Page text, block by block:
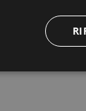
necessari e